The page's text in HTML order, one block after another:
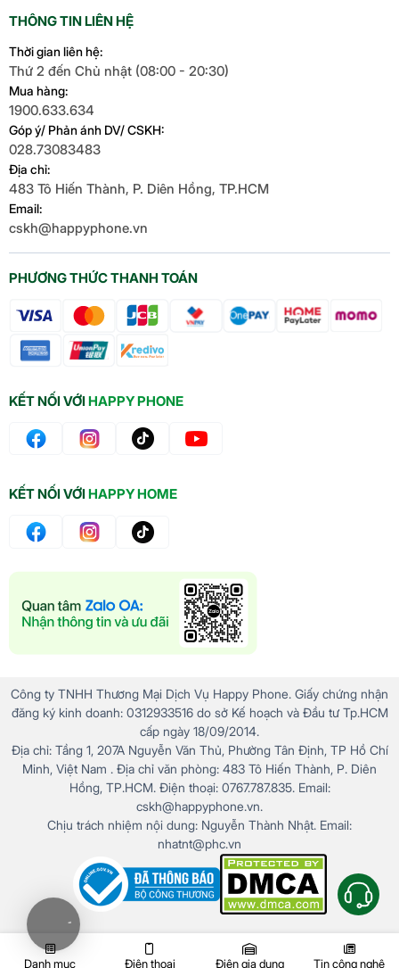
Danh mục Điện thoại Điện gia dụng Tin công nghệ
PHƯƠNG THỨC THANH TOÁN
KẾT NỐI VỚIHAPPY PHONE
THÔNG TIN LIÊN HỆ
Thời gian liên hệ:
Thứ 2 đến Chủ nhật (08:00 - 20:30)
Mua hàng:
1900.633.634
Góp ý/ Phản ánh DV/ CSKH:
028.73083483
Địa chỉ:
483 Tô Hiến Thành, P. Diên Hồng, TP.HCM
Email:
cskh@happyphone.vn
KẾT NỐI VỚIHAPPY HOME
Công ty TNHH Thương Mại Dịch Vụ Happy Phone. Giấy chứng nhận
đăng ký kinh doanh: 0312933516 do sở Kế hoạch và Đầu tư Tp.HCM
cấp ngày 18/09/2014.
Địa chỉ: Tầng 1, 207A Nguyễn Văn Thủ, Phường Tân Định, TP Hồ Chí
Minh, Việt Nam . Địa chỉ văn phòng: 483 Tô Hiến Thành, P. Diên
Hồng, TP.HCM. Điện thoại: 0767.787.835. Email:
cskh@happyphone.vn.
Chịu trách nhiệm nội dung: Nguyễn Thành Nhật. Email:
nhatnt@phc.vn